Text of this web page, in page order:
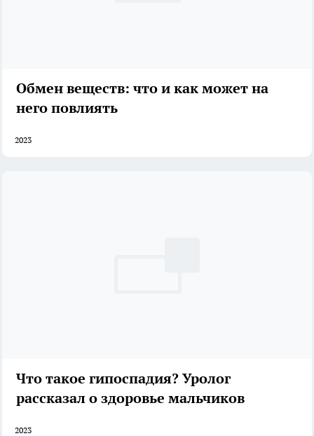
Обмен веществ: что и как может на
него повлиять
2023
Что такое гипоспадия? Уролог
рассказал о здоровье мальчиков
2023